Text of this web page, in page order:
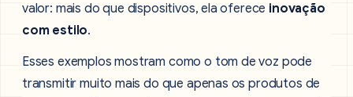
valor: mais do que dispositivos, ela oferece inovação
com estilo.
Esses exemplos mostram como o tom de voz pode
transmitir muito mais do que apenas os produtos de